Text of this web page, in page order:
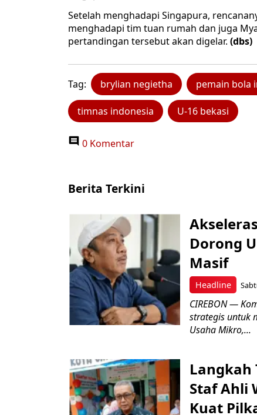
Setelah menghadapi Singapura,
menghadapi tim tuan rumah dan juga
pertandingan tersebut akan digelar. (dbs)
Tag: brylian negietha pemain bola
timnas indonesia U-16 bekasi
0 Komentar
Berita Terkini
Headline
Dorong
Masif
CIREBON —
strategis untuk
Usaha Mikro,...
Langkah
Staf Ahli
Kuat